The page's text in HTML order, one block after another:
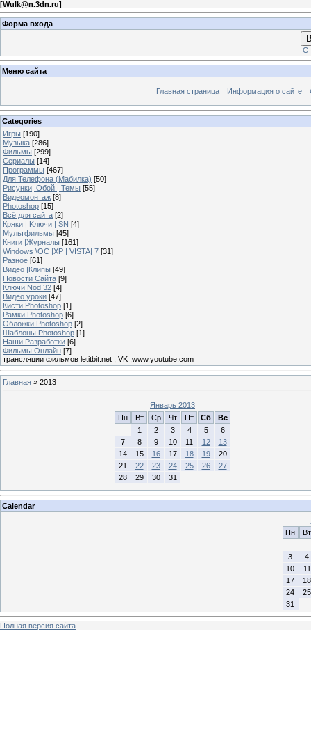
[Wulk@n.3dn.ru]
Форма входа
Меню сайта
Главная страница Информация о сайте
Categories
Игры [190]
Музыка [286]
Фильмы [299]
Сериалы [14]
Программы [467]
Для Телефона (Мабилка) [50]
Рисунки| Обой | Темы [55]
Видеомонтаж [8]
Photoshop [15]
Всё для сайта [2]
Кряки | Kлючи | SN [4]
Мультфильмы [45]
Книги |Журналы [161]
Windows \OC |XP | VISTA| 7 [31]
Разное [61]
Видео |Клипы [49]
Новости Сайта [9]
Ключи Nod 32 [4]
Видео уроки [47]
Кисти Photoshop [1]
Рамки Photoshop [6]
Обложки Photoshop [2]
Шаблоны Photoshop [1]
Наши Разработки [6]
Фильмы Онлайн [7]
трансляции фильмов letitbit.net , VK ,www.youtube.com
Главная » 2013
Январь 2013
Пн
Вт Ср Чт Пт Сб
Вс
1
2 3 4 5
6
7
8 9 10 11 12
13
14
15 16 17 18 19
20
21
22 23 24 25 26
27
28
29 30 31
Calendar
Пн
Вт
3
4
10
11
17
18
24
25
31
Полная версия сайта